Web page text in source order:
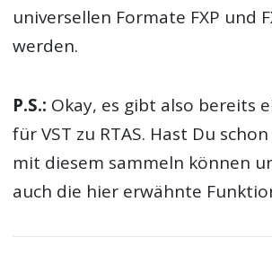
universellen Formate FXP und
werden.
P.S.: Okay, es gibt also bereits
für VST zu RTAS. Hast Du
mit diesem sammeln können
auch die hier erwähnte